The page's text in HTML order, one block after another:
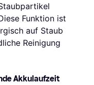
Funktion ist
auf Staub
Reinigung
Akkulaufzeit